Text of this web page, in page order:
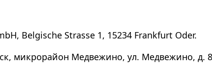
Belgische Strasse 1, 15234 Frankfurt Oder.
микрорайон Медвежино, ул. Медвежино, д.